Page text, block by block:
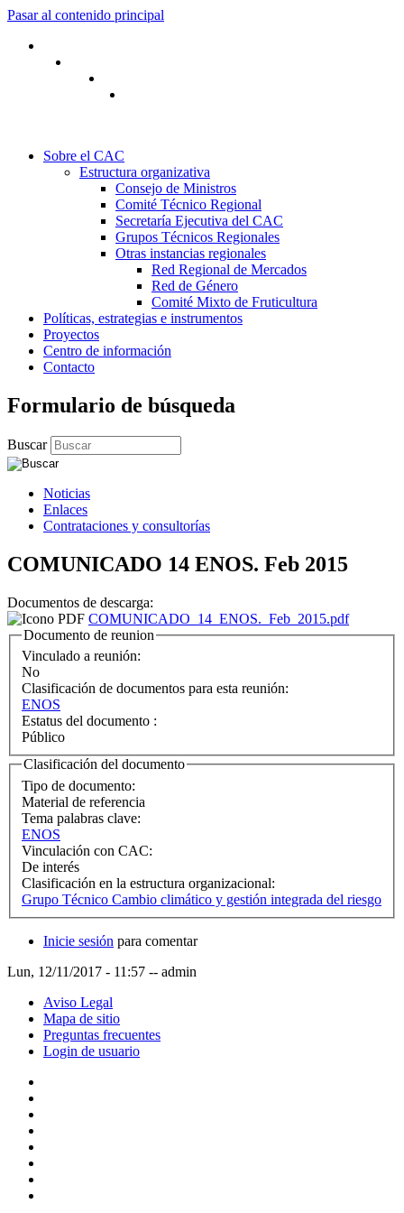
Pasar al contenido principal
Sobre el CAC
Estructura organizativa
Consejo de Ministros
Comité Técnico Regional
Secretaría Ejecutiva del CAC
Grupos Técnicos Regionales
Otras instancias regionales
Red Regional de Mercados
Red de Género
Comité Mixto de Fruticultura
Políticas, estrategias e instrumentos
Proyectos
Centro de información
Contacto
Formulario de búsqueda
Buscar
Noticias
Enlaces
Contrataciones y consultorías
COMUNICADO 14 ENOS. Feb 2015
Documentos de descarga:
COMUNICADO_14_ENOS._Feb_2015.pdf
Documento de reunion
Vinculado a reunión:
No
Clasificación de documentos para esta reunión:
ENOS
Estatus del documento :
Público
Clasificación del documento
Tipo de documento:
Material de referencia
Tema palabras clave:
ENOS
Vinculación con CAC:
De interés
Clasificación en la estructura organizacional:
Grupo Técnico Cambio climático y gestión integrada del riesgo
Inicie sesión para comentar
Lun, 12/11/2017 - 11:57 -- admin
Aviso Legal
Mapa de sitio
Preguntas frecuentes
Login de usuario